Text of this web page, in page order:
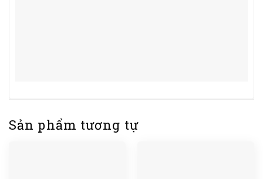
Sản phẩm tương tự